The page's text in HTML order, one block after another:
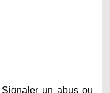
un abus ou